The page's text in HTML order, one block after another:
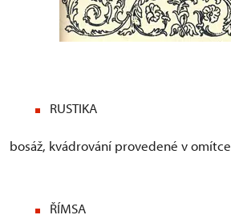
RUSTIKA
bosáž, kvádrování provedené v omítce
ŘÍMSA